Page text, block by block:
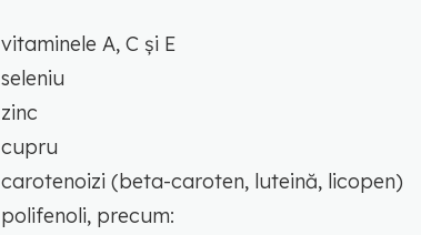
vitaminele A, C și E
seleniu
zinc
cupru
carotenoizi (beta-caroten, luteină, licopen)
polifenoli, precum: